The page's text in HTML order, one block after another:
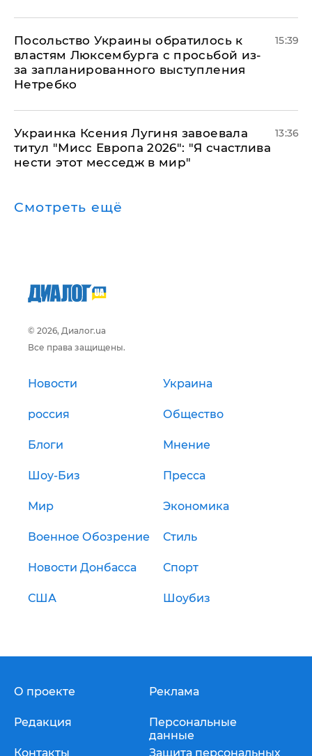
Посольство Украины обратилось к
властям Люксембурга с просьбой из-
за запланированного выступления
Нетребко
15:39
Украинка Ксения Лугиня завоевала
титул "Мисс Европа 2026": "Я счастлива
нести этот месседж в мир"
13:36
Смотреть ещё
© 2026, Диалог.ua
Все права защищены.
Новости Украина
россия Общество
Блоги Мнение
Шоу-Биз Пресса
Мир Экономика
Военное Обозрение Стиль
Новости Донбасса Спорт
США Шоубиз
О проекте
Редакция
Контакты
Реклама
Персональные
данные
Защита персональных